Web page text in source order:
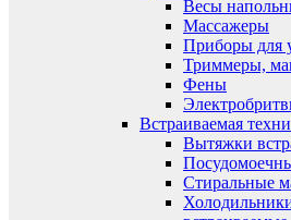
Весы
Массажеры
Приборы для
Триммеры,
Фены
Встраиваемая
Вытяжки
Стиральные